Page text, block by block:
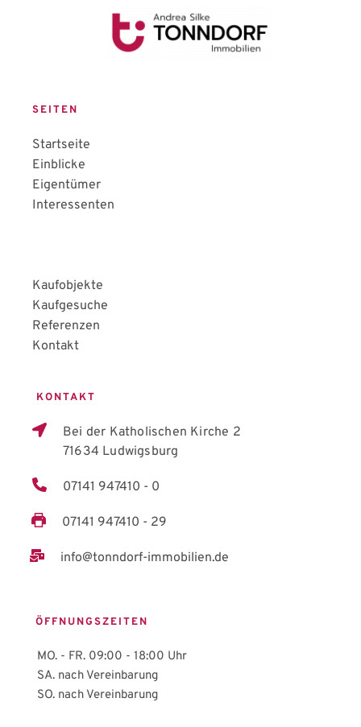
SEITEN
Startseite
Einblicke
Eigentümer
Interessenten
Kaufobjekte
Kaufgesuche
Referenzen
Kontakt
KONTAKT
Bei der Katholischen Kirche 2
71634 Ludwigsburg
07141 947410 - 0
07141 947410 - 29
info@tonndorf-immobilien.de
ÖFFNUNGSZEITEN
MO. - FR. 09:00 - 18:00 Uhr
SA. nach Vereinbarung
SO. nach Vereinbarung